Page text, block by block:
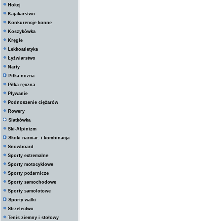
Hokej
Kajakarstwo
Konkurencje konne
Koszykówka
Kręgle
Lekkoatletyka
Łyżwiarstwo
Narty
Piłka nożna
Piłka ręczna
Pływanie
Podnoszenie ciężarów
Rowery
Siatkówka
Ski-Alpinizm
Skoki narciar. i kombinacja
Snowboard
Sporty extremalne
Sporty motocyklowe
Sporty pożarnicze
Sporty samochodowe
Sporty samolotowe
Sporty walki
Strzelectwo
Tenis ziemny i stołowy